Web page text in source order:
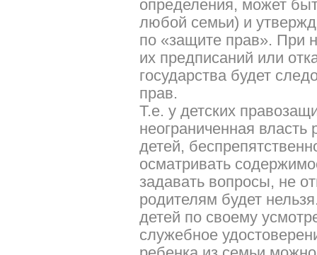
определения, может
любой семьи) и
по «защите прав». При
их предписаний или
государства будет
прав.
Т.е. у детских
неограниченная власть
детей,
осматривать
задавать вопросы, не
родителям будет
детей по своему
служебное